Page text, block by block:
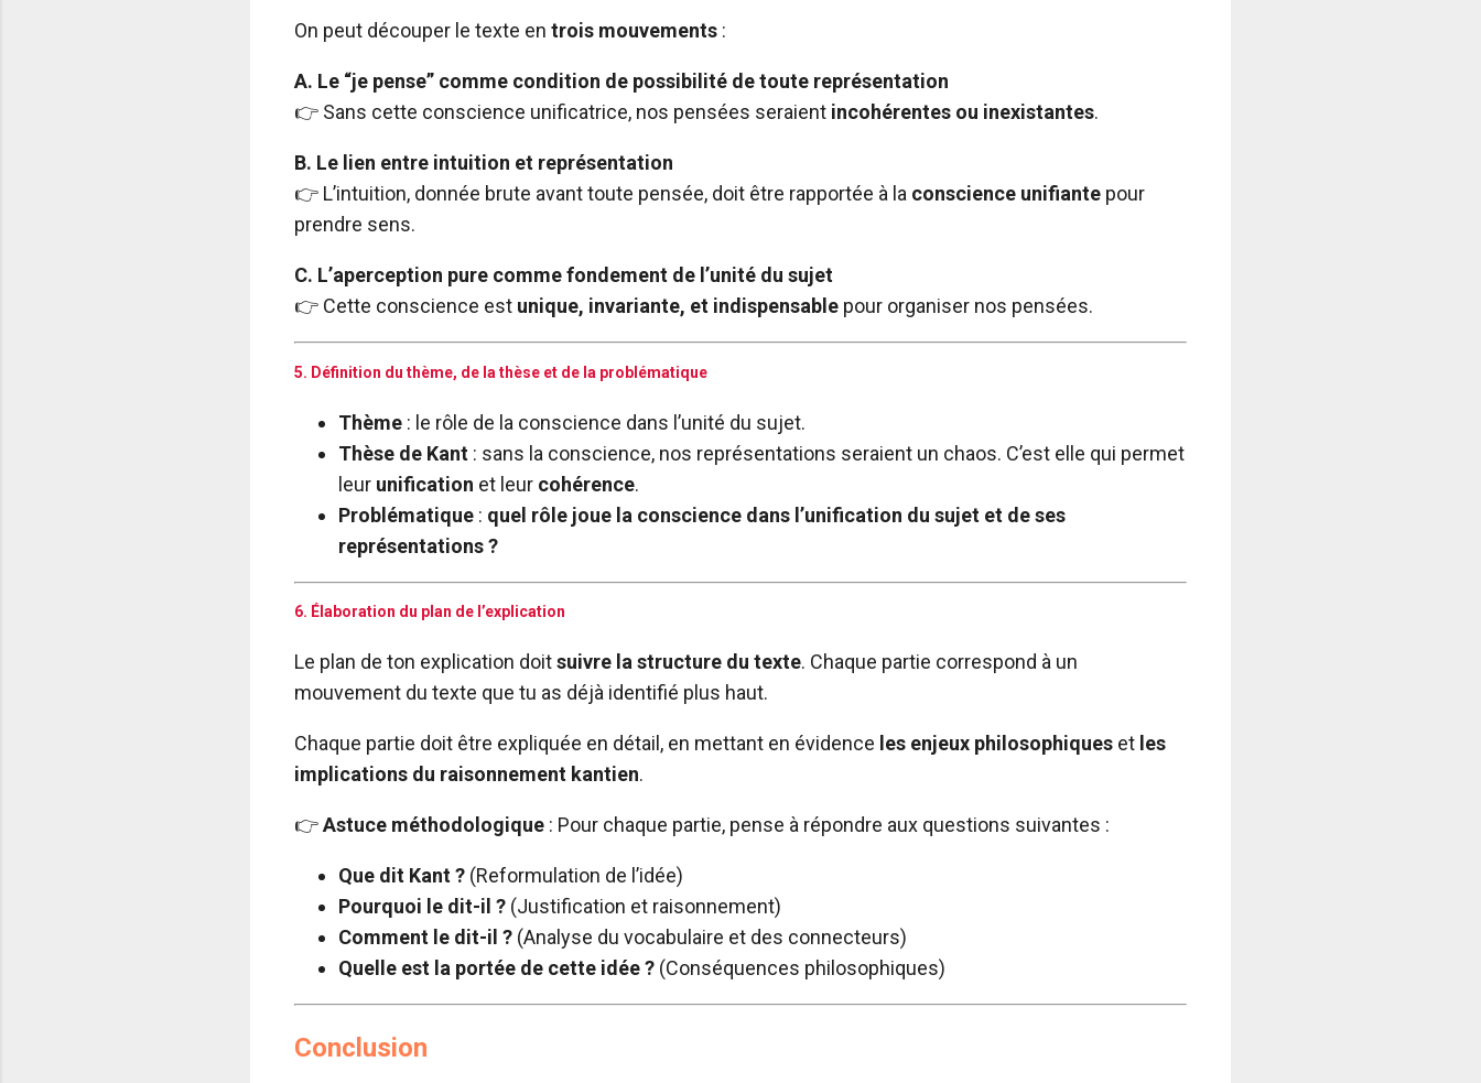
On peut découper le texte en trois mouvements :
A. Le “je pense” comme condition de possibilité de toute représentation
👉 Sans cette conscience unificatrice, nos pensées seraient incohérentes ou inexistantes.
B. Le lien entre intuition et représentation
👉 L’intuition, donnée brute avant toute pensée, doit être rapportée à la conscience unifiante pour
prendre sens.
C. L’aperception pure comme fondement de l’unité du sujet
👉 Cette conscience est unique, invariante, et indispensable pour organiser nos pensées.
5. Définition du thème, de la thèse et de la problématique
Thème : le rôle de la conscience dans l’unité du sujet.
Thèse de Kant : sans la conscience, nos représentations seraient un chaos. C’est elle qui permet
leur unification et leur cohérence.
Problématique : quel rôle joue la conscience dans l’unification du sujet et de ses
représentations ?
6. Élaboration du plan de l’explication
Le plan de ton explication doitsuivre la structure du texte. Chaque partie correspond à un
mouvement du texte que tu as déjà identifié plus haut.
Chaque partie doit être expliquée en détail, en mettant en évidence les enjeux philosophiques et les
implications du raisonnement kantien.
👉Astuce méthodologique : Pour chaque partie, pense à répondre aux questions suivantes :
Que dit Kant ? (Reformulation de l’idée)
Pourquoi le dit-il ? (Justification et raisonnement)
Comment le dit-il ? (Analyse du vocabulaire et des connecteurs)
Quelle est la portée de cette idée ? (Conséquences philosophiques)
Conclusion